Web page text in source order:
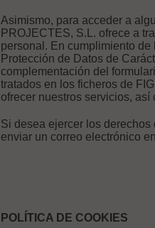
Asimismo, para acceder a
PROJECTES, S.L. ofrece a
personal. En cumplimiento
Protección de Datos de
complementación del
tratados en los ficheros de
ofrecer nuestros servicios,
Si desea ejercer los
enviar un correo electrónico en
POLÍTICA DE COOKIES